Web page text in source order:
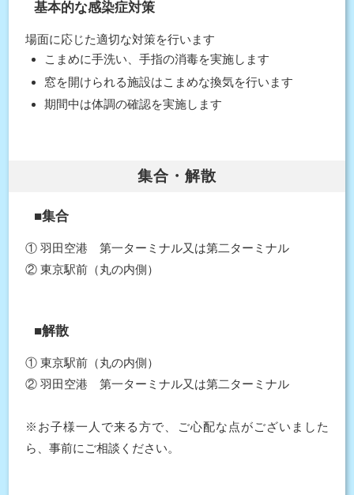
基本的な感染症対策
場面に応じた適切な対策を行います
こまめに手洗い、手指の消毒を実施します
窓を開けられる施設はこまめな換気を行います
期間中は体調の確認を実施します
集合・解散
■集合
① 羽田空港 第一ターミナル又は第二ターミナル
② 東京駅前（丸の内側）
■解散
① 東京駅前（丸の内側）
② 羽田空港 第一ターミナル又は第二ターミナル
※お子様一人で来る方で、ご心配な点がございました
ら、事前にご相談ください。